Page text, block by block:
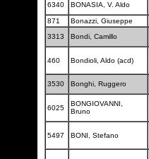
6340 BONASIA, V. Aldo
871 Bonazzi, Giuseppe
3313
Bondi, Camillo
460 Bondioli, Aldo (acd)
3530 Bonghi, Ruggero
6025
BONGIOVANNI,
Bruno
5497 BONI, Stefano